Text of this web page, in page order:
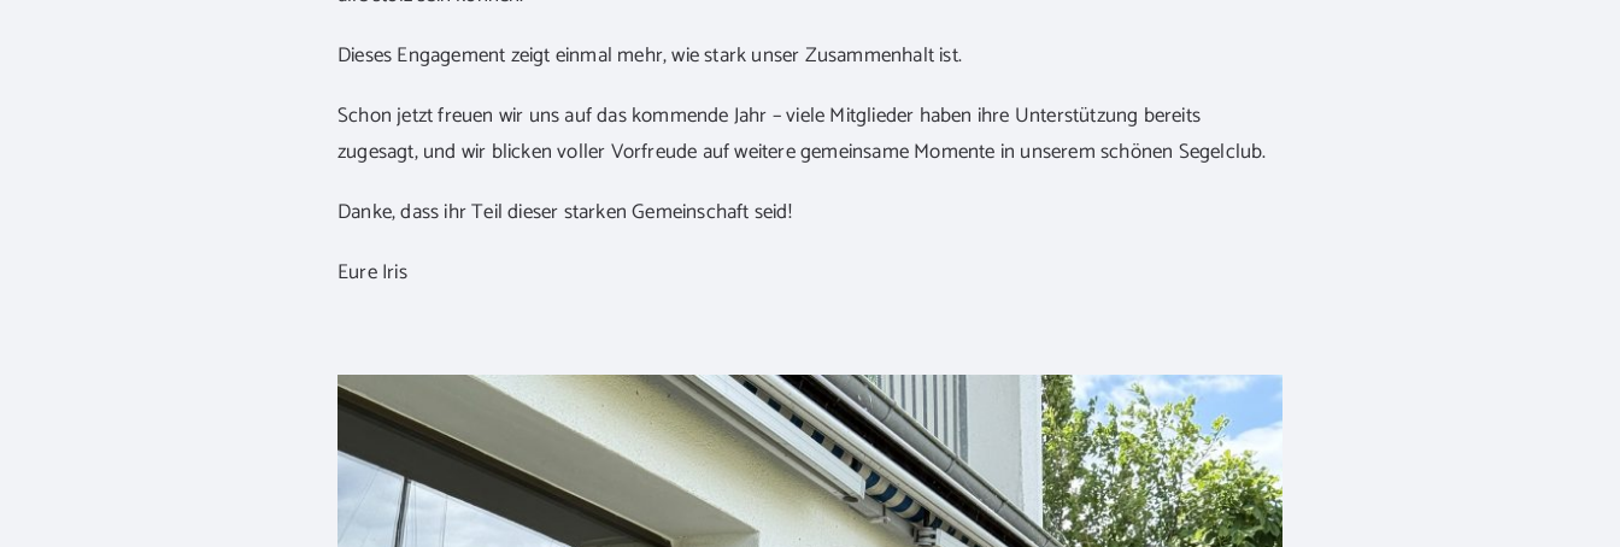
Dieses Engagement zeigt einmal mehr, wie stark unser Zusammenhalt ist.
Schon jetzt freuen wir uns auf das kommende Jahr – viele Mitglieder haben ihre Unterstützung bereits
zugesagt, und wir blicken voller Vorfreude auf weitere gemeinsame Momente in unserem schönen Segelclub.
Danke, dass ihr Teil dieser starken Gemeinschaft seid!
Eure Iris